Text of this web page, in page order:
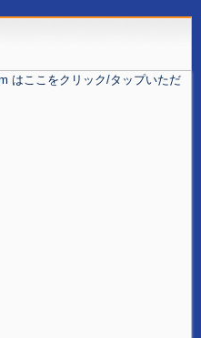
はここをクリック/タップいただ